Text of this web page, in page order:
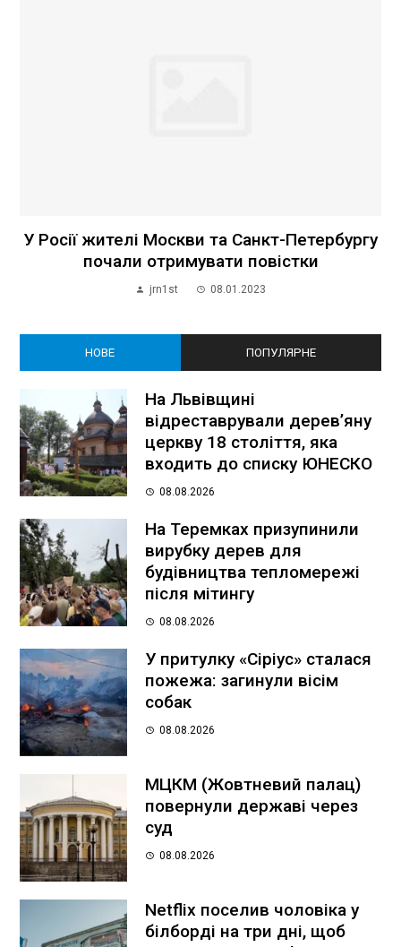
У Росії жителі Москви та Санкт-Петербургу
почали отримувати повістки
jrn1st 08.01.2023
НОВЕ ПОПУЛЯРНЕ
На Львівщині
відреставрували дерев’яну
церкву 18 століття, яка
входить до списку ЮНЕСКО
08.08.2026
На Теремках призупинили
вирубку дерев для
будівництва тепломережі
після мітингу
08.08.2026
У притулку «Сіріус» сталася
пожежа: загинули вісім
собак
08.08.2026
МЦКМ (Жовтневий палац)
повернули державі через
суд
08.08.2026
Netflix поселив чоловіка у
білборді на три дні, щоб